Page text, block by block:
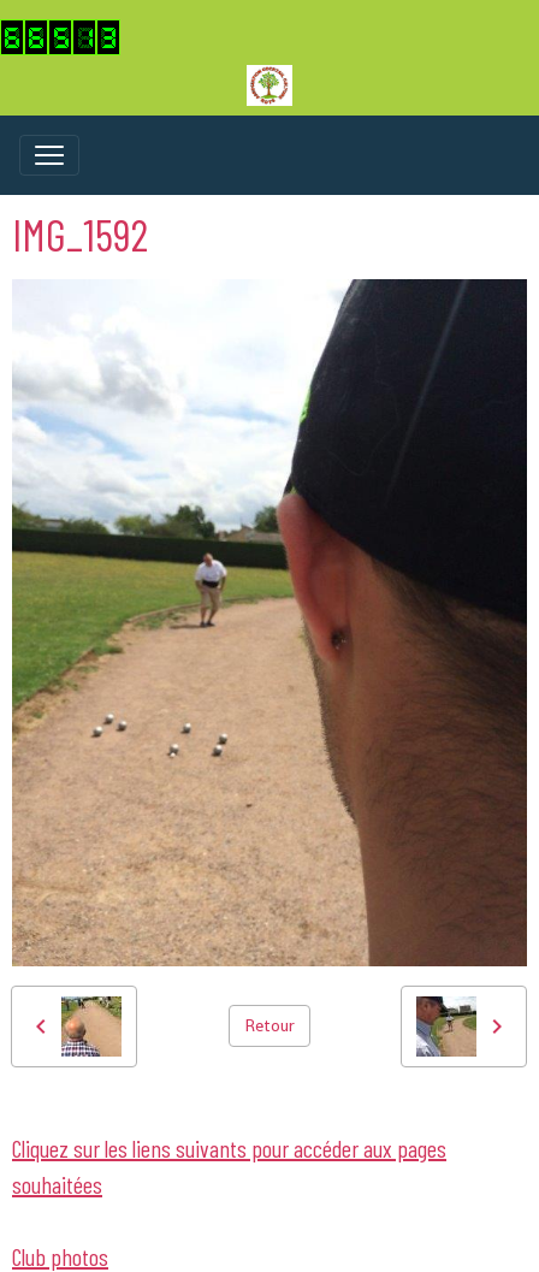
IMG_1592
Retour
Cliquez sur les liens suivants pour accéder aux pages
souhaitées
Club photos